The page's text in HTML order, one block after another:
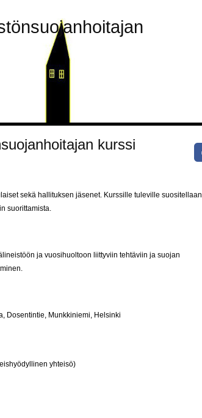
kurssi
sekä hallituksen jäsenet. Kurssille tuleville suositellaan
suorittamista.
ja vuosihuoltoon liittyviin tehtäviin ja suojan
Dosentintie, Munkkiniemi, Helsinki
yhteisö)